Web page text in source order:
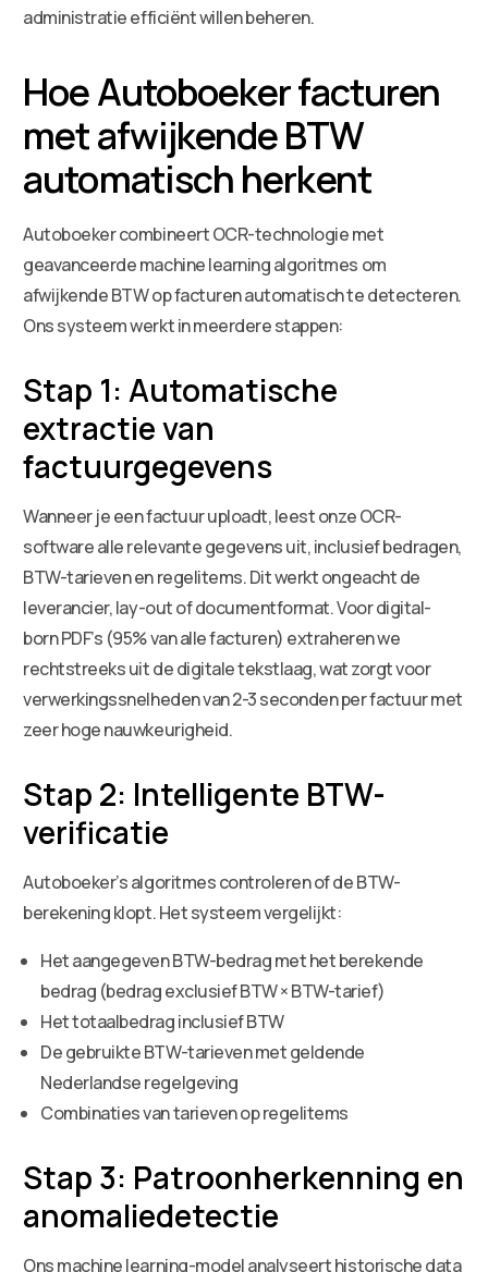
administratie efficiënt willen beheren.
Hoe Autoboeker facturen
met afwijkende BTW
automatisch herkent
Autoboeker combineert OCR-technologie met
geavanceerde machine learning algoritmes om
afwijkende BTW op facturen automatisch te detecteren.
Ons systeem werkt in meerdere stappen:
Stap 1: Automatische
extractie van
factuurgegevens
Wanneer je een factuur uploadt, leest onze OCR-
software alle relevante gegevens uit, inclusief bedragen,
BTW-tarieven en regelitems. Dit werkt ongeacht de
leverancier, lay-out of documentformat. Voor digital-
born PDF’s (95% van alle facturen) extraheren we
rechtstreeks uit de digitale tekstlaag, wat zorgt voor
verwerkingssnelheden van 2-3 seconden per factuur met
zeer hoge nauwkeurigheid.
Stap 2: Intelligente BTW-
verificatie
Autoboeker’s algoritmes controleren of de BTW-
berekening klopt. Het systeem vergelijkt:
Het aangegeven BTW-bedrag met het berekende
bedrag (bedrag exclusief BTW × BTW-tarief)
Het totaalbedrag inclusief BTW
De gebruikte BTW-tarieven met geldende
Nederlandse regelgeving
Combinaties van tarieven op regelitems
Stap 3: Patroonherkenning en
anomaliedetectie
Ons machine learning-model analyseert historische data